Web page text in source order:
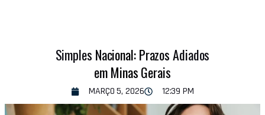
Simples Nacional: Prazos Adiados
em Minas Gerais
MARÇO 5, 2026 12:39 PM